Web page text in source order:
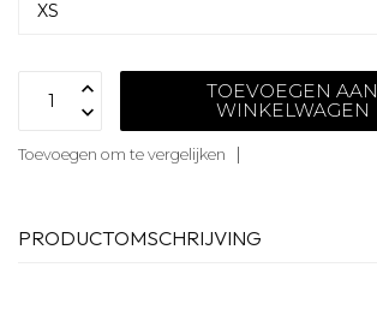
TOEVOEGEN AAN
WINKELWAGEN
Toevoegen om te vergelijken
PRODUCTOMSCHRIJVING